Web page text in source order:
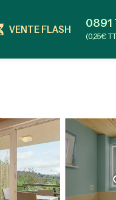
VENTE FLASH 0891
(0,25€